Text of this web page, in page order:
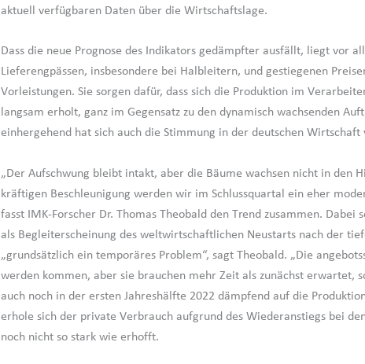
aktuell verfügbaren Daten über die Wirtschaftslage.
Dass die neue Prognose des Indikators gedämpfter ausfällt, liegt vor
Lieferengpässen, insbesondere bei Halbleitern, und gestiegenen
Vorleistungen. Sie sorgen dafür, dass sich die Produktion im
langsam erholt, ganz im Gegensatz zu den dynamisch wachsenden
einhergehend hat sich auch die Stimmung in der deutschen Wirtschaft
„Der Aufschwung bleibt intakt, aber die Bäume wachsen nicht in den
kräftigen Beschleunigung werden wir im Schlussquartal ein eher
fasst IMK-Forscher Dr. Thomas Theobald den Trend zusammen. Dabei
als Begleiterscheinung des weltwirtschaftlichen Neustarts nach der
„grundsätzlich ein temporäres Problem“, sagt Theobald. „Die
werden kommen, aber sie brauchen mehr Zeit als zunächst erwartet,
auch noch in der ersten Jahreshälfte 2022 dämpfend auf die
erhole sich der private Verbrauch aufgrund des Wiederanstiegs bei
noch nicht so stark wie erhofft.